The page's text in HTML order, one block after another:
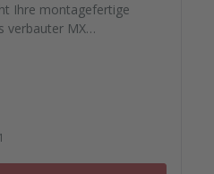
Ihre montagefertige
verbauter MX
der Dichtfugenmasse,
bis zu
prefix="o" />